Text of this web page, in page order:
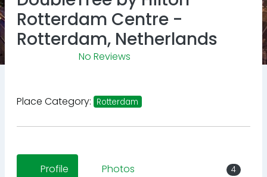
Rotterdam Centre -
Rotterdam, Netherlands
No Reviews
Place Category: Rotterdam
Profile Photos 4